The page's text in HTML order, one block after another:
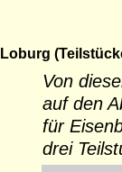
Von
auf den
für
drei